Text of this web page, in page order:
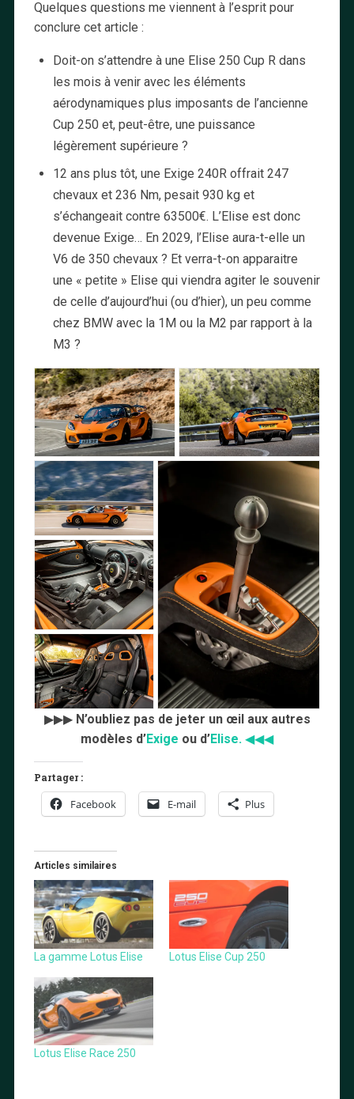
Quelques questions me viennent à l’esprit pour
conclure cet article :
Doit-on s’attendre à une Elise 250 Cup R dans
les mois à venir avec les éléments
aérodynamiques plus imposants de l’ancienne
Cup 250 et, peut-être, une puissance
légèrement supérieure ?
12 ans plus tôt, une Exige 240R offrait 247
chevaux et 236 Nm, pesait 930 kg et
s’échangeait contre 63500€. L’Elise est donc
devenue Exige… En 2029, l’Elise aura-t-elle un
V6 de 350 chevaux ? Et verra-t-on apparaitre
une « petite » Elise qui viendra agiter le souvenir
de celle d’aujourd’hui (ou d’hier), un peu comme
chez BMW avec la 1M ou la M2 par rapport à la
M3 ?
▶▶▶ N’oubliez pas de jeter un œil aux autres
modèles d’Exige ou d’Elise. ◀◀◀
Partager :
Facebook E-mail Plus
Articles similaires
La gamme Lotus Elise Lotus Elise Cup 250
Lotus Elise Race 250